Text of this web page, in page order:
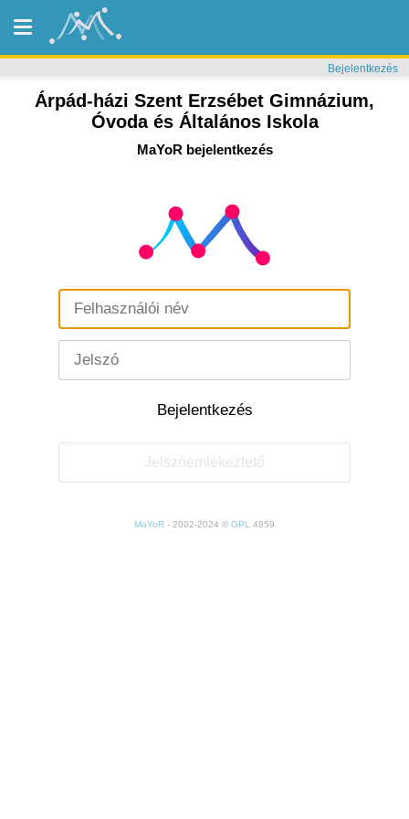
Bejelentkezés
Árpád-házi Szent Erzsébet Gimnázium,
Óvoda és Általános Iskola
MaYoR bejelentkezés
Jelszóemlékeztető
MaYoR - 2002-2024 © GPL 4859